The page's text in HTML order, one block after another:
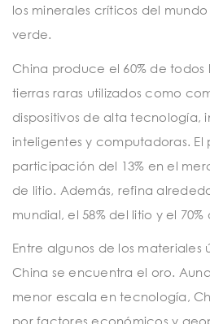
los minerales críticos del
verde.
China produce el 60% de todos
tierras raras utilizados como
dispositivos de alta tecnología,
inteligentes y computadoras. El
participación del 13% en el
de litio. Además, refina
mundial, el 58% del litio y el
Entre algunos de los materiales
China se encuentra el oro.
menor escala en tecnología,
por factores económicos y